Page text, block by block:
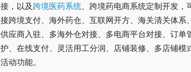
接，以及 跨境医药系统、跨境药电商系统定制开发
接跨境支付、海外药仓、互联网开方、海关清关体
供应商入驻、多海外仓对接、多电商平台对接、订
护、在线支付、灵活用工分润、店铺装修、多店铺
活动功能。